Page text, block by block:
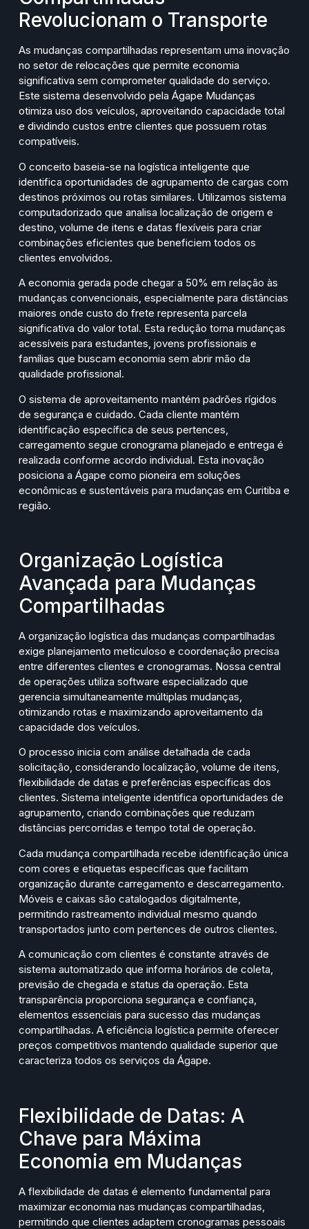
Revolucionam o Transporte
As mudanças compartilhadas representam uma inovação
no setor de relocações que permite economia
significativa sem comprometer qualidade do serviço.
Este sistema desenvolvido pela Ágape Mudanças
otimiza uso dos veículos, aproveitando capacidade total
e dividindo custos entre clientes que possuem rotas
compatíveis.
O conceito baseia-se na logística inteligente que
identifica oportunidades de agrupamento de cargas com
destinos próximos ou rotas similares. Utilizamos sistema
computadorizado que analisa localização de origem e
destino, volume de itens e datas flexíveis para criar
combinações eficientes que beneficiem todos os
clientes envolvidos.
A economia gerada pode chegar a 50% em relação às
mudanças convencionais, especialmente para distâncias
maiores onde custo do frete representa parcela
significativa do valor total. Esta redução torna mudanças
acessíveis para estudantes, jovens profissionais e
famílias que buscam economia sem abrir mão da
qualidade profissional.
O sistema de aproveitamento mantém padrões rígidos
de segurança e cuidado. Cada cliente mantém
identificação específica de seus pertences,
carregamento segue cronograma planejado e entrega é
realizada conforme acordo individual. Esta inovação
posiciona a Ágape como pioneira em soluções
econômicas e sustentáveis para mudanças em Curitiba e
região.
Organização Logística
Avançada para Mudanças
Compartilhadas
A organização logística das mudanças compartilhadas
exige planejamento meticuloso e coordenação precisa
entre diferentes clientes e cronogramas. Nossa central
de operações utiliza software especializado que
gerencia simultaneamente múltiplas mudanças,
otimizando rotas e maximizando aproveitamento da
capacidade dos veículos.
O processo inicia com análise detalhada de cada
solicitação, considerando localização, volume de itens,
flexibilidade de datas e preferências específicas dos
clientes. Sistema inteligente identifica oportunidades de
agrupamento, criando combinações que reduzam
distâncias percorridas e tempo total de operação.
Cada mudança compartilhada recebe identificação única
com cores e etiquetas específicas que facilitam
organização durante carregamento e descarregamento.
Móveis e caixas são catalogados digitalmente,
permitindo rastreamento individual mesmo quando
transportados junto com pertences de outros clientes.
A comunicação com clientes é constante através de
sistema automatizado que informa horários de coleta,
previsão de chegada e status da operação. Esta
transparência proporciona segurança e confiança,
elementos essenciais para sucesso das mudanças
compartilhadas. A eficiência logística permite oferecer
preços competitivos mantendo qualidade superior que
caracteriza todos os serviços da Ágape.
Flexibilidade de Datas: A
Chave para Máxima
Economia em Mudanças
A flexibilidade de datas é elemento fundamental para
maximizar economia nas mudanças compartilhadas,
permitindo que clientes adaptem cronogramas pessoais